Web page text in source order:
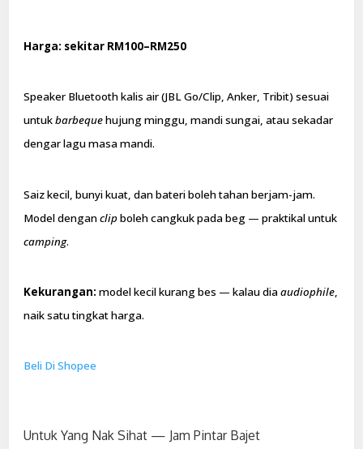
Harga: sekitar RM100–RM250
Speaker Bluetooth kalis air (JBL Go/Clip, Anker, Tribit) sesuai
untukbarbequehujung minggu, mandi sungai, atau sekadar
dengar lagu masa mandi.
Saiz kecil, bunyi kuat, dan bateri boleh tahan berjam-jam.
Model denganclipboleh cangkuk pada beg — praktikal untuk
camping.
Kekurangan: model kecil kurang bes — kalau diaaudiophile,
naik satu tingkat harga.
Beli Di Shopee
Untuk Yang Nak Sihat — Jam Pintar Bajet